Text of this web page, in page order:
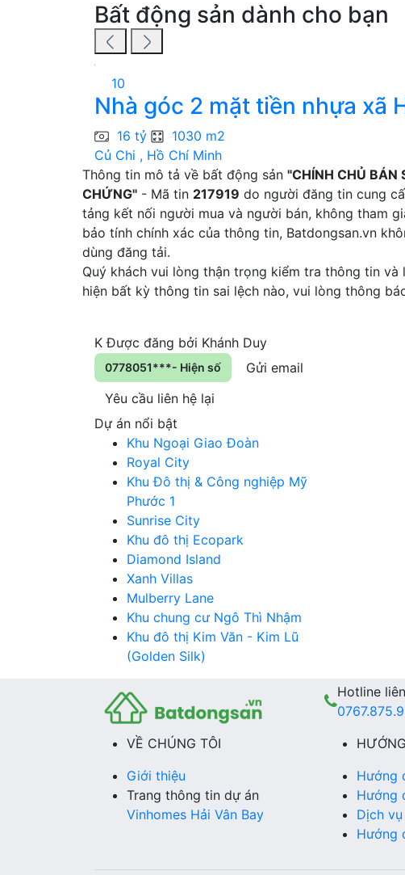
Bất động sản dành cho bạn
10
Nhà góc 2 mặt tiền nhựa xã
16 tỷ
1030 m2
Củ Chi , Hồ Chí Minh
Thông tin mô tả về bất động sản "CHÍNH CHỦ BÁN
CHỨNG" - Mã tin 217919 do người đăng tin cung
tảng kết nối người mua và người bán, không tham
bảo tính chính xác của thông tin, Batdongsan.vn
dùng đăng tải.
Quý khách vui lòng thận trọng kiểm tra thông tin
hiện bất kỳ thông tin sai lệch nào, vui lòng thông
K Được đăng bởi Khánh Duy
0778051***- Hiện số
Gửi email
Yêu cầu liên hệ lại
Dự án nổi bật
Khu Ngoại Giao Đoàn
Royal City
Khu Đô thị & Công nghiệp Mỹ
Phước 1
Sunrise City
Khu đô thị Ecopark
Diamond Island
Xanh Villas
Mulberry Lane
Khu chung cư Ngô Thì Nhậm
Khu đô thị Kim Văn - Kim Lũ
(Golden Silk)
Hotline
VỀ CHÚNG TÔI
Giới thiệu
Trang thông tin dự án
Vinhomes Hải Vân Bay
Hướng
Hướng
Dịch
Hướng